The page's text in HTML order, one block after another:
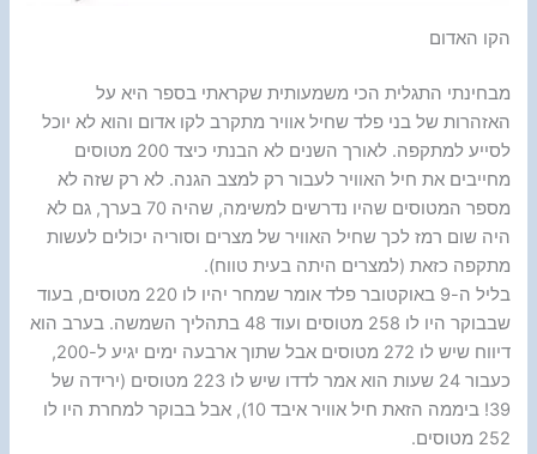
הקו האדום
מבחינתי התגלית הכי משמעותית שקראתי בספר היא על
האזהרות של בני פלד שחיל אוויר מתקרב לקו אדום והוא לא יוכל
לסייע למתקפה. לאורך השנים לא הבנתי כיצד 200 מטוסים
מחייבים את חיל האוויר לעבור רק למצב הגנה. לא רק שזה לא
מספר המטוסים שהיו נדרשים למשימה, שהיה 70 בערך, גם לא
היה שום רמז לכך שחיל האוויר של מצרים וסוריה יכולים לעשות
מתקפה כזאת (למצרים היתה בעית טווח).
בליל ה-9 באוקטובר פלד אומר שמחר יהיו לו 220 מטוסים, בעוד
שבבוקר היו לו 258 מטוסים ועוד 48 בתהליך השמשה. בערב הוא
דיווח שיש לו 272 מטוסים אבל שתוך ארבעה ימים יגיע ל-200,
כעבור 24 שעות הוא אמר לדדו שיש לו 223 מטוסים (ירידה של
39! ביממה הזאת חיל אוויר איבד 10), אבל בבוקר למחרת היו לו
252 מטוסים.